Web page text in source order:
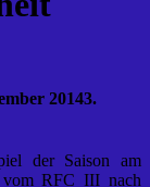
20143.
der Saison am
vom RFC III nach